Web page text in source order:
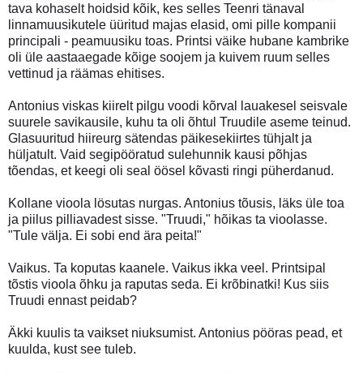
tava kohaselt hoidsid kõik, kes selles Teenri tänaval
linnamuusikutele üüritud majas elasid, omi pille kompanii
principali - peamuusiku toas. Printsi väike hubane kambrike
oli üle aastaaegade kõige soojem ja kuivem ruum selles
vettinud ja räämas ehitises.
Antonius viskas kiirelt pilgu voodi kõrval lauakesel seisvale
suurele savikausile, kuhu ta oli õhtul Truudile aseme teinud.
Glasuuritud hiireurg sätendas päikesekiirtes tühjalt ja
hüljatult. Vaid segipööratud sulehunnik kausi põhjas
tõendas, et keegi oli seal öösel kõvasti ringi püherdanud.
Kollane vioola lösutas nurgas. Antonius tõusis, läks üle toa
ja piilus pilliavadest sisse. "Truudi," hõikas ta vioolasse.
"Tule välja. Ei sobi end ära peita!"
Vaikus. Ta koputas kaanele. Vaikus ikka veel. Printsipal
tõstis vioola õhku ja raputas seda. Ei krõbinatki! Kus siis
Truudi ennast peidab?
Äkki kuulis ta vaikset niuksumist. Antonius pööras pead, et
kuulda, kust see tuleb.